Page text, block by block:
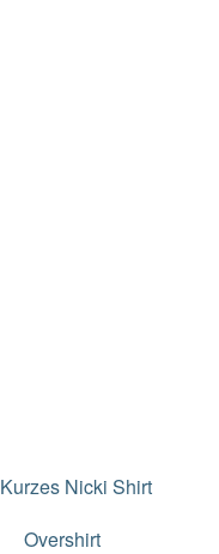
Kurzes Nicki Shirt
Overshirt